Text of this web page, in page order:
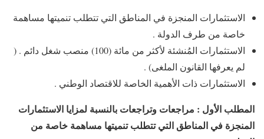
الاستثمارات المنجزة في المناطق التي تتطلب تنميتها مساهمة
خاصة من طرف الدولة .
الاستثمارات المُنشئة لأكثر من مائة (100) منصب شغل دائم . (
لم يعرفها القانون الملغى) .
الاستثمارات ذات الأهمية الخاصة للاقتصاد الوطني .
المطلب الأول : مراجعات وتراجعات بالنسبة لمزايا الاستثمارات
المنجزة في المناطق التي تتطلب تنميتها مساهمة خاصة من